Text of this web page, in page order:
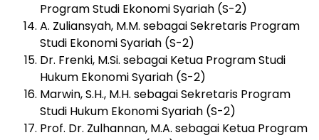
Program Studi Ekonomi Syariah (S-2)
A. Zuliansyah, M.M. sebagai Sekretaris Program
Studi Ekonomi Syariah (S-2)
Dr. Frenki, M.Si. sebagai Ketua Program Studi
Hukum Ekonomi Syariah (S-2)
Marwin, S.H., M.H. sebagai Sekretaris Program
Studi Hukum Ekonomi Syariah (S-2)
Prof. Dr. Zulhannan, M.A. sebagai Ketua Program